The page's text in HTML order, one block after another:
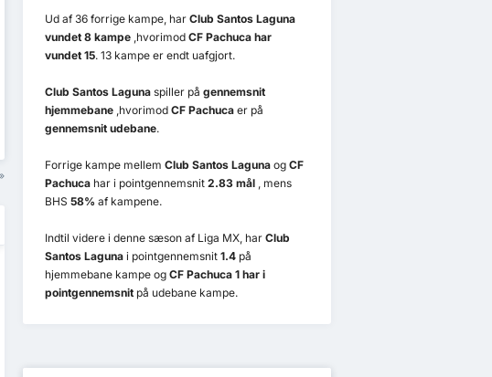
Ud af 36 forrige kampe, har Club Santos Laguna
vundet 8 kampe,hvorimod CF Pachuca har
vundet 15. 13 kampe er endt uafgjort.
Club Santos Lagunaspiller på gennemsnit
hjemmebane,hvorimod CF Pachucaer på
gennemsnit udebane.
Forrige kampe mellem Club Santos Lagunaog CF
Pachucahar i pointgennemsnit 2.83 mål, mens
BHS 58% af kampene.
Indtil videre i denne sæson af Liga MX, har Club
Santos Lagunai pointgennemsnit 1.4 på
hjemmebane kampe og CF Pachuca 1 har i
pointgennemsnit på udebane kampe.